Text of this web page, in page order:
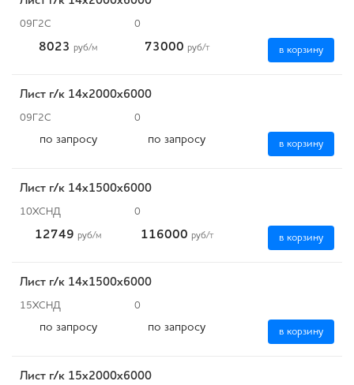
09Г2С 0
8023 руб/м 73000 руб/т в корзину
Лист г/к 14х2000х6000
09Г2С 0
по запросу по запросу в корзину
Лист г/к 14х1500х6000
10ХСНД 0
12749 руб/м 116000 руб/т в корзину
Лист г/к 14х1500х6000
15ХСНД 0
по запросу по запросу в корзину
Лист г/к 15х2000х6000